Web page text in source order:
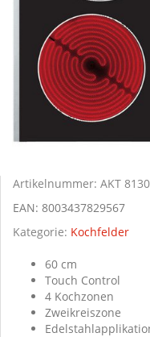
Artikelnummer: AKT
EAN: 8003437829567
Kategorie: Kochfelder
60 cm
Touch Control
4 Kochzonen
Zweikreiszone